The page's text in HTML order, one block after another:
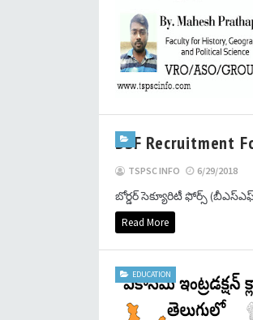
BSF Recruitment
TSPSC INFO 6/29/2018
బోర్డర్ సెక్యూరిటీ ఫోర్స్
Read More
EDUCATION